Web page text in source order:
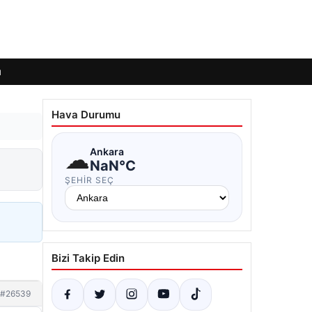
#26539
Hava Durumu
☁Ankara
NaN°C
ŞEHIR SEÇ
Bizi Takip Edin